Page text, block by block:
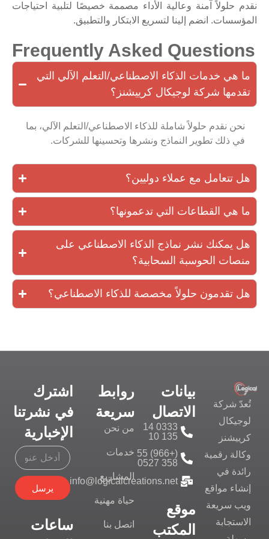
نقدم حلولاً آمنة وعالية الأداء مصممة خصيصًا لتلبية احتياجات
المؤسسات. انضم إلينا لتسريع الابتكار والتطبيق.
Frequently Asked Questions
ما هي خدمات الذكاء الاصطناعي/التعلم الآلي التي
تقدمها شركة لوجيكال كرييشنز؟
نحن نقدم حلولاً شاملة للذكاء الاصطناعي/التعلم الآلي، بما
في ذلك تطوير النماذج ونشرها وتحسينها للشركات.
هل تتعامل مع عملاء دوليين؟
ما هي القطاعات التي تدعمونها؟
هل يمكنك نشر نماذج الذكاء الاصطناعي على
منصات الحوسبة السحابية؟
هل تقدمون حلولاً مخصصة للذكاء الاصطناعي؟
تُعدّ شركة
لوجيكال
كرييشنز
وكالة رقمية
رائدة في
إنشاء مواقع
ويب سريعة
الاستجابة
بيانات
الاتصال
0333 14
135 10
(+966) 55
358 0527
info@logicalcreations.net
موقع
المكتب
روابط
سريعة
من نحن
خدمات
المشاريع
حياة مهنية
اتصل بنا
اشترك
في نشرتنا
الإخبارية
يرسل
ساعات